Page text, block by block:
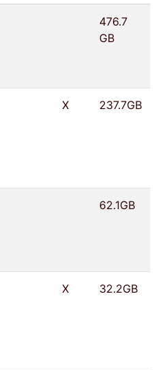
476.7
GB
X 237.7GB
62.1GB
X 32.2GB